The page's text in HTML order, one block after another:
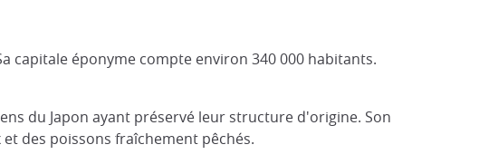
capitale éponyme compte environ 340 000 habitants.
du Japon ayant préservé leur structure d'origine. Son
des poissons fraîchement pêchés.